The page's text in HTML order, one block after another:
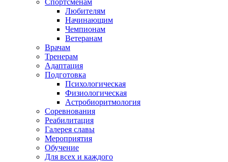
Спортсменам
Любителям
Начинающим
Чемпионам
Ветеранам
Врачам
Тренерам
Адаптация
Подготовка
Психологическая
Физиологическая
Астробиоритмология
Соревнования
Реабилитация
Галерея славы
Мероприятия
Обучение
Для всех и каждого